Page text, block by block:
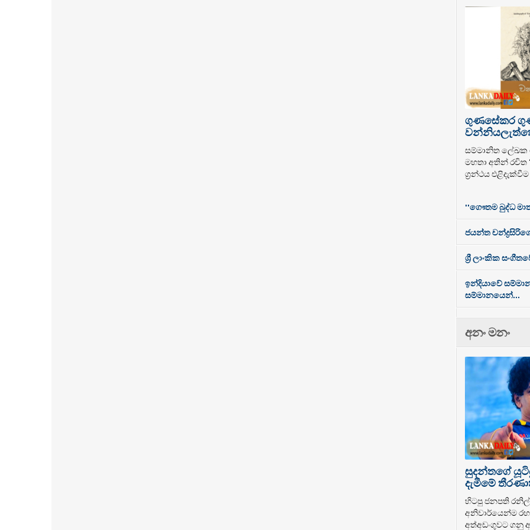
ගුණසේකර
සම්මානිත
මහතා අතින්
ග්‍රන්ථය
''ගෞතම බුද්ධ
ජයන්ත
ශ්‍රී ලාංකික
ඉන්දියාවේ
සම්මානයෙන්...
අනං මනං
සුදන්තගේ
දැමීමේ
හිටපු ජනපති රනිල්
අනිවාර්යෙන්ම
අත්අඩංගුවට ගනු